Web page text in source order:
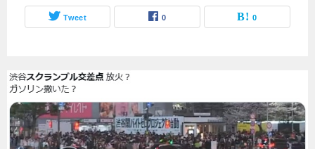
Tweet 0 0